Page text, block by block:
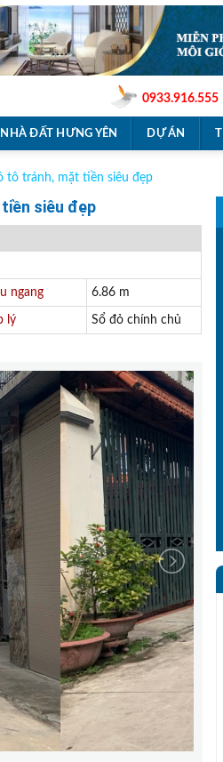
0933.916.555
NHÀ ĐẤT HƯNG YÊN DỰ ÁN
tô tránh, mặt tiền siêu đẹp
siêu đẹp
ngang 6.86 m
lý Sổ đỏ chính chủ